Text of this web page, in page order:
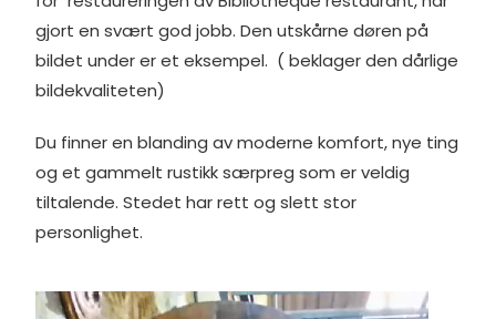
gjort en svært god jobb. Den utskårne døren på
bildet under er et eksempel. ( beklager den dårlige
bildekvaliteten)
Du finner en blanding av moderne komfort, nye ting
og et gammelt rustikk særpreg som er veldig
tiltalende. Stedet har rett og slett stor
personlighet.